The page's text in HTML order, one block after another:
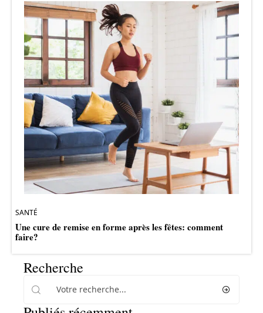
SANTÉ
Une cure de remise en forme après les fêtes: comment
faire?
Recherche